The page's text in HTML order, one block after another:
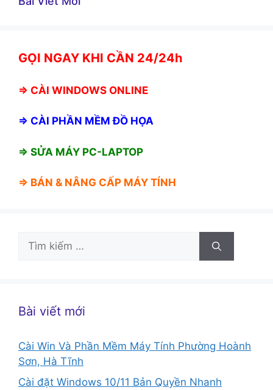
GỌI NGAY KHI CẦN 24/24h
⇒ CÀI WINDOWS ONLINE
⇒ CÀI PHẦN MỀM ĐỒ HỌA
⇒ SỬA MÁY PC-LAPTOP
⇒ BÁN & NÂNG CẤP MÁY TÍNH
Tìm
Bài viết mới
Cài Win Và Phần Mềm Máy Tính Phường Hoành
Sơn, Hà Tĩnh
Cài đặt Windows 10/11 Bản Quyền Nhanh